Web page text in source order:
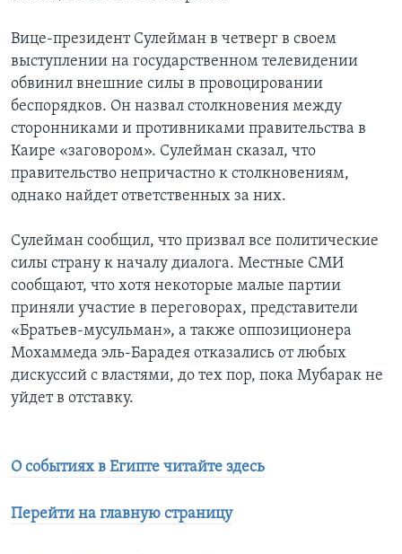
Вице-президент Сулейман в четверг в своем
выступлении на государственном телевидении
обвинил внешние силы в провоцировании
беспорядков. Он назвал столкновения между
сторонниками и противниками правительства в
Каире «заговором». Сулейман сказал, что
правительство непричастно к столкновениям,
однако найдет ответственных за них.
Сулейман сообщил, что призвал все политические
силы страну к началу диалога. Местные СМИ
сообщают, что хотя некоторые малые партии
приняли участие в переговорах, представители
«Братьев-мусульман», а также оппозиционера
Мохаммеда эль-Барадея отказались от любых
дискуссий с властями, до тех пор, пока Мубарак не
уйдет в отставку.
О событиях в Египте читайте здесь
Перейти на главную страницу